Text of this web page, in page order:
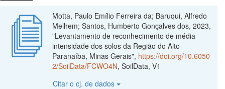
Motta, Paulo Emílio Ferreira da; Baruqui, Alfredo
Melhem; Santos, Humberto Gonçalves dos, 2023,
"Levantamento de reconhecimento de média
intensidade dos solos da Região do Alto
Paranaíba, Minas Gerais", https://doi.org/10.6050
2/SoilData/FCWO4N, SoilData, V1
Citar o cj. de dados